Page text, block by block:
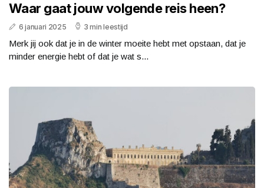
Waar gaat jouw volgende reis heen?
6 januari 2025 3 min leestijd
Merk jij ook dat je in de winter moeite hebt met opstaan, dat je
minder energie hebt of dat je wat s...